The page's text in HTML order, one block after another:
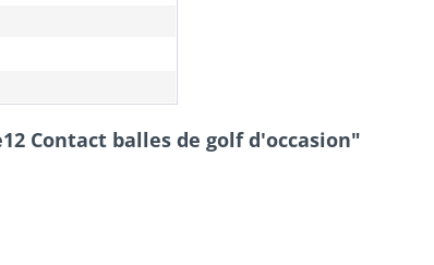
Contact balles de golf d'occasion"